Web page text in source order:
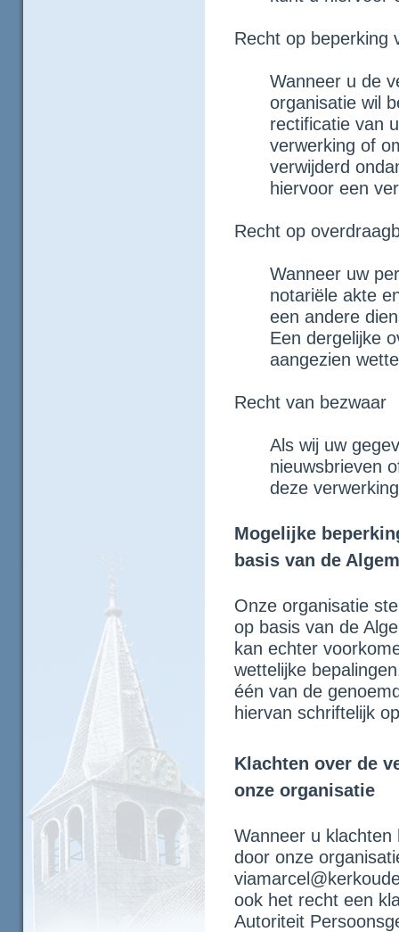
Recht op beperking
Wanneer u de
organisatie wil
rectificatie van
verwerking of
verwijderd
hiervoor een
Recht op
Wanneer uw
notariële akte
een andere
Een dergelijke
aangezien
Recht van bezwaar
Als wij uw
nieuwsbrieven
deze
Mogelijke
basis van de
Onze organisatie
op basis van de
kan echter
wettelijke
één van de
hiervan schriftelijk
Klachten over de
onze organisatie
Wanneer u
door onze
ook het recht een
Autoriteit